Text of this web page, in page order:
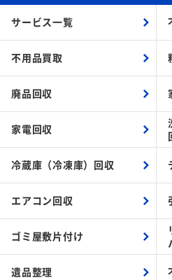
サービス一覧
不用品買取
廃品回収
家電回収
冷蔵庫（冷凍庫）回収
エアコン回収
ゴミ屋敷片付け
遺品整理